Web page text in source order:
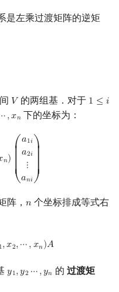
是左乘过渡矩阵的逆矩
𝑉
V 的两组基．对于 1 ≤ 𝑖
1 ≤i≤ n
,𝑥𝑛
, xn 下的坐标为：
𝑛)
⎛⎜
⎜ ⎜
⎝
𝑎1𝑖
𝑎2𝑖
⋮
𝑎𝑛𝑖
⎞⎟
⎟
⎟
⎠
2i⋮an
阵，𝑛
n 个坐标排成等式右
1,𝑥2,⋯,𝑥𝑛)𝐴
,x 2,⋯,x n)A
𝑦1,𝑦2 ⋯,𝑦𝑛
y1,y2⋯, yn 的 过渡矩